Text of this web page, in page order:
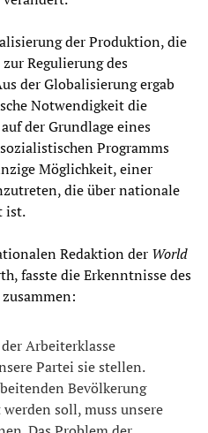
der Produktion, die
Regulierung des
der Globalisierung ergab
Notwendigkeit die
der Grundlage eines
Programms
Möglichkeit, einer
die über nationale
ist.
Redaktion der World
fasste die Erkenntnisse des
Arbeiterklasse
Partei sie stellen.
Bevölkerung
soll, muss unsere